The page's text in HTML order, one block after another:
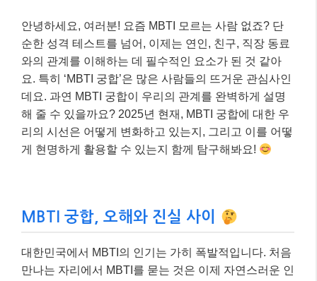
안녕하세요, 여러분! 요즘 MBTI 모르는 사람 없죠? 단
순한 성격 테스트를 넘어, 이제는 연인, 친구, 직장 동료
와의 관계를 이해하는 데 필수적인 요소가 된 것 같아
요. 특히 ‘MBTI 궁합’은 많은 사람들의 뜨거운 관심사인
데요. 과연 MBTI 궁합이 우리의 관계를 완벽하게 설명
해 줄 수 있을까요? 2025년 현재, MBTI 궁합에 대한 우
리의 시선은 어떻게 변화하고 있는지, 그리고 이를 어떻
게 현명하게 활용할 수 있는지 함께 탐구해봐요!
MBTI 궁합, 오해와 진실 사이
대한민국에서 MBTI의 인기는 가히 폭발적입니다. 처음
만나는 자리에서 MBTI를 묻는 것은 이제 자연스러운 인